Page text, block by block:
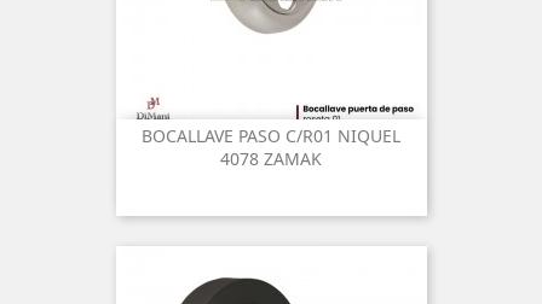
BOCALLAVE PASO C/R01 NIQUEL
4078 ZAMAK